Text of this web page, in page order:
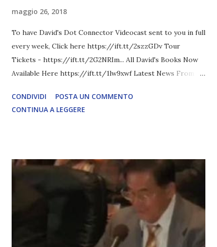
maggio 26, 2018
To have David's Dot Connector Videocast sent to you in full
every week, Click here https://ift.tt/2szzGDv Tour
Tickets - https://ift.tt/2G2NRIm... All David's Books Now
Available Here https://ift.tt/1lw9xwf Latest News From
COMPLETO - fonte
CONDIVIDI
POSTA UN COMMENTO
CONTINUA A LEGGERE